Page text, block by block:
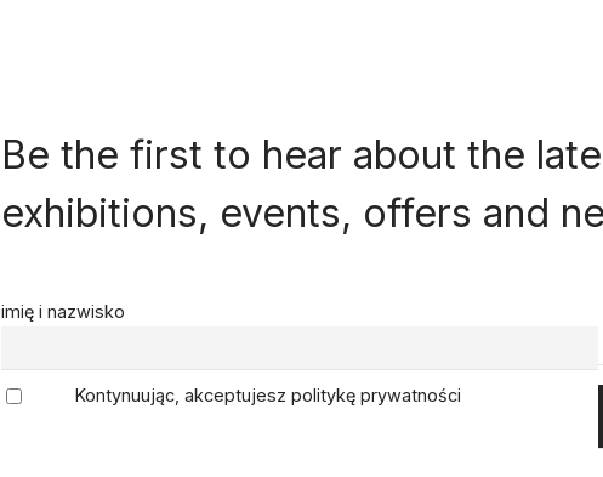
Be the first to hear about the
exhibitions, events, offers and
imię i nazwisko
Kontynuując, akceptujesz politykę prywatności